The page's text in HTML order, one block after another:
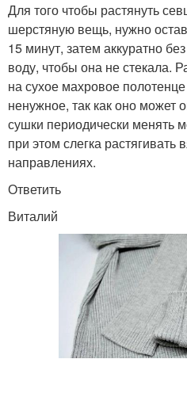
Для того чтобы растянуть
шерстяную вещь, нужно
15 минут, затем аккуратно
воду, чтобы она не стекала.
на сухое махровое
ненужное, так как оно может
сушки периодически менять
при этом слегка
направлениях.
Ответить
Виталий